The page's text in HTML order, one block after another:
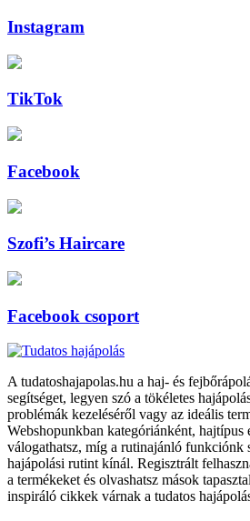
Instagram
TikTok
Facebook
Szofi’s Haircare
Facebook csoport
A tudatoshajapolas.hu a haj- és
segítséget, legyen szó a tökéletes
problémák kezeléséről vagy az ideális
Webshopunkban kategóriánként, hajtípus
válogathatsz, míg a rutinajánló funkciónk
hajápolási rutint kínál. Regisztrált
a termékeket és olvashatsz mások
inspiráló cikkek várnak a tudatos